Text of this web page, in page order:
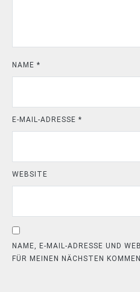
NAME *
E-MAIL-ADRESSE *
WEBSITE
NAME, E-MAIL-ADRESSE UND
FÜR MEINEN NÄCHSTEN